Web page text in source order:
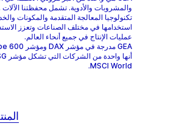
والمشروبات والأدوية. تشمل محفظتنا الآلات
تكنولوجيا المعالجة المتقدمة والمكونات
استخدامها في مختلف الصناعات وتعزز
عمليات الإنتاج في جميع أنحاء العالم.
MSCI World.